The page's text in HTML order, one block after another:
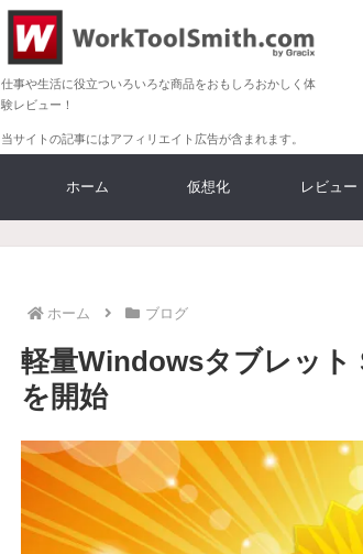
仕事や生活に役立ついろいろな商品をおもしろおかしく体
験レビュー！
当サイトの記事にはアフィリエイト広告が含まれます。
ホーム 仮想化 レビュー
ホーム ブログ
軽量Windowsタブレット
を開始